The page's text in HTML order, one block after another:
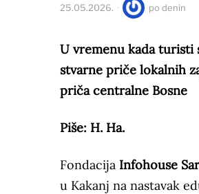
25.05.2026. po denin
U vremenu kada turisti
stvarne priče lokalnih
priča centralne Bosne
Piše: H. Ha.
Fondacija Infohouse
u Kakanj na nastavak